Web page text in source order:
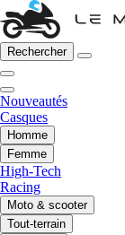
Rechercher
Nouveautés
Casques
Homme
Femme
High-Tech
Racing
Moto & scooter
Tout-terrain